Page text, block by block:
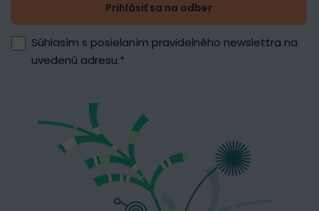
Prihlásiť sa na odber
Súhlasím s posielaním pravidelného newslettra na
uvedenú adresu.*